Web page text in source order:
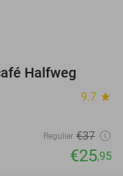
Halfweg
9.7 star
Regulier €37
€25,95